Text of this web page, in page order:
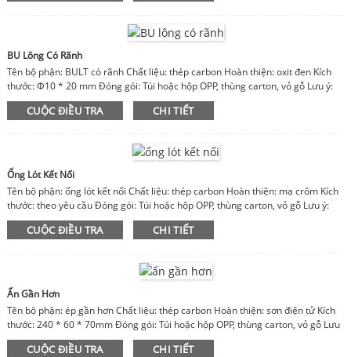
BU Lông Có Rãnh
Tên bộ phận: BULT có rãnh Chất liệu: thép carbon Hoàn thiện: oxit đen Kích
thước: Φ10 * 20 mm Đóng gói: Túi hoặc hộp OPP, thùng carton, vỏ gỗ Lưu ý:
chất liệu, hoàn thiện, kích thước có thể tùy chỉnh
CUỘC ĐIỀU TRA CHI TIẾT
Ống Lót Kết Nối
Tên bộ phận: ống lót kết nối Chất liệu: thép carbon Hoàn thiện: mạ crôm Kích
thước: theo yêu cầu Đóng gói: Túi hoặc hộp OPP, thùng carton, vỏ gỗ Lưu ý:
chất liệu, hoàn thiện, kích thước có thể tùy chỉnh
CUỘC ĐIỀU TRA CHI TIẾT
Ấn Gần Hơn
Tên bộ phận: ép gần hơn Chất liệu: thép carbon Hoàn thiện: sơn điện tử Kích
thước: 240 * 60 * 70mm Đóng gói: Túi hoặc hộp OPP, thùng carton, vỏ gỗ Lưu
ý: chất liệu, hoàn thiện, kích thước có thể tùy chỉnh
CUỘC ĐIỀU TRA CHI TIẾT